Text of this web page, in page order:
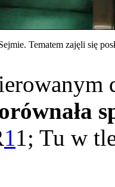
Tematem zajęli się
11; Tu w